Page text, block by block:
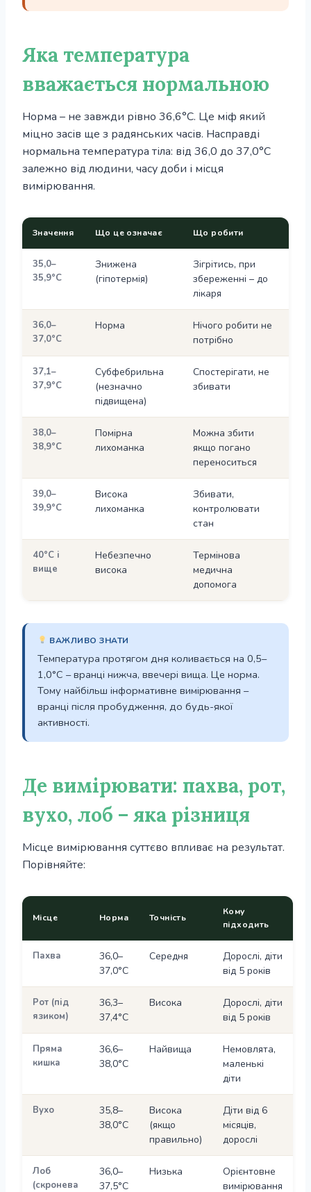
Яка температура
вважається нормальною
Норма – не завжди рівно 36,6°С. Це міф який
міцно засів ще з радянських часів. Насправді
нормальна температура тіла: від 36,0 до 37,0°С
залежно від людини, часу доби і місця
вимірювання.
Значення Що це означає Що робити
35,0–
35,9°С
Знижена
(гіпотермія)
Зігрітись, при
збереженні – до
лікаря
36,0–
37,0°С
Норма
Нічого робити не
потрібно
37,1–
37,9°С
Субфебрильна
(незначно
підвищена)
Спостерігати, не
збивати
38,0–
38,9°С
Помірна
лихоманка
Можна збити
якщо погано
переноситься
39,0–
39,9°С
Висока
лихоманка
Збивати,
контролювати
стан
40°С і
вище
Небезпечно
висока
Термінова
медична
допомога
ВАЖЛИВО ЗНАТИ
Температура протягом дня коливається на 0,5–
1,0°С – вранці нижча, ввечері вища. Це норма.
Тому найбільш інформативне вимірювання –
вранці після пробудження, до будь-якої
активності.
Де вимірювати: пахва, рот,
вухо, лоб – яка різниця
Місце вимірювання суттєво впливає на результат.
Порівняйте:
Місце Норма Точність
Кому
підходить
Пахва
36,0–
37,0°С
Середня
Дорослі, діти
від 5 років
Рот (під
язиком)
36,3–
37,4°С
Висока
Дорослі, діти
від 5 років
Пряма
кишка
36,6–
38,0°С
Найвища
Немовлята,
маленькі
діти
Вухо
35,8–
38,0°С
Висока
(якщо
правильно)
Діти від 6
місяців,
дорослі
Лоб
(скронева
36,0–
37,5°С
Низька
Орієнтовне
вимірювання